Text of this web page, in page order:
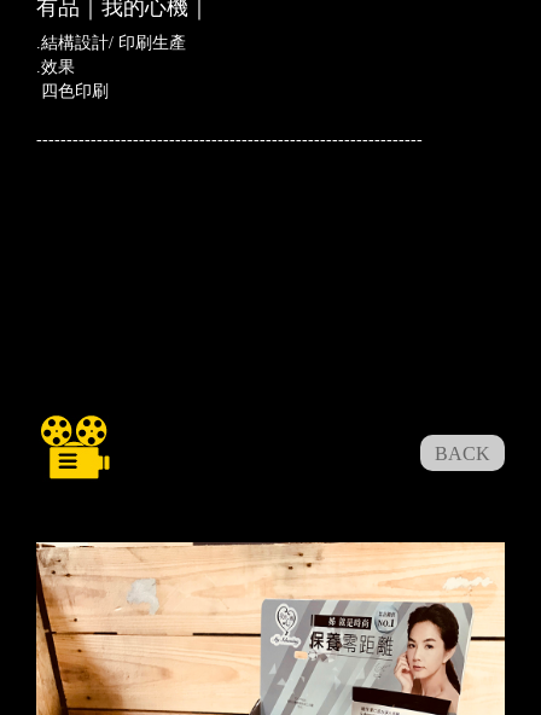
有品｜我的心機｜
.結構設計/ 印刷生產
.效果
四色印刷
----------------------------------------------------------------
BACK